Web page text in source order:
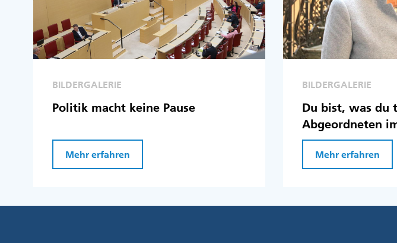
BILDERGALERIE
Politik macht keine Pause
Mehr erfahren
BILDERGALERIE
Du bist, was du
Abgeordneten
Mehr erfahren